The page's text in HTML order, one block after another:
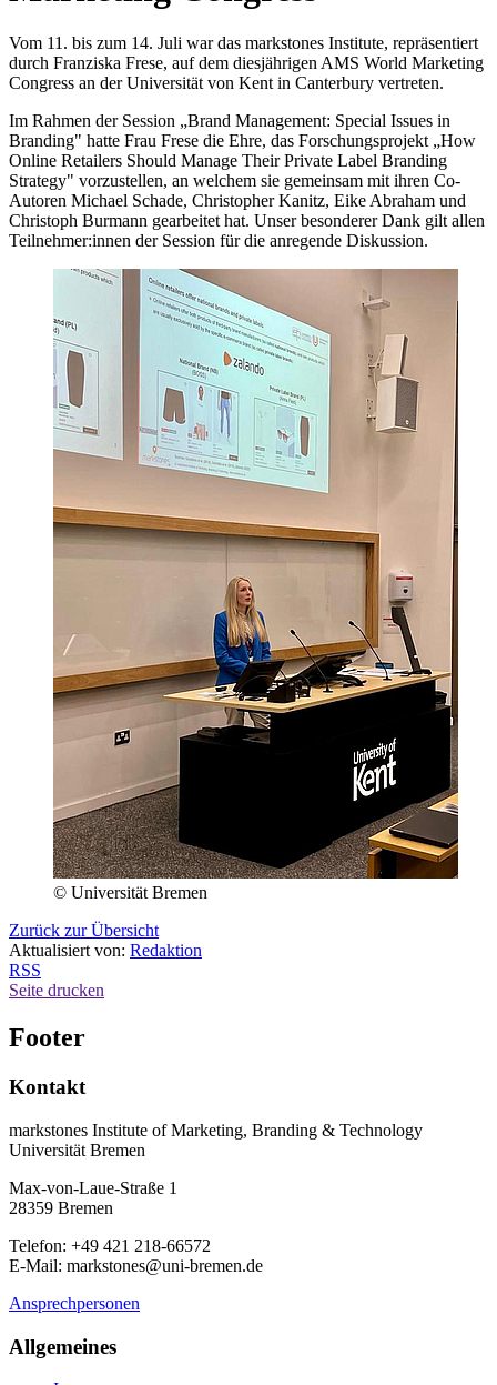
Vom 11. bis zum 14. Juli war das markstones Institute, repräsentiert
durch Franziska Frese, auf dem diesjährigen AMS World Marketing
Congress an der Universität von Kent in Canterbury vertreten.
Im Rahmen der Session „Brand Management: Special Issues in
Branding" hatte Frau Frese die Ehre, das Forschungsprojekt „How
Online Retailers Should Manage Their Private Label Branding
Strategy" vorzustellen, an welchem sie gemeinsam mit ihren Co-
Autoren Michael Schade, Christopher Kanitz, Eike Abraham und
Christoph Burmann gearbeitet hat. Unser besonderer Dank gilt allen
Teilnehmer:innen der Session für die anregende Diskussion.
© Universität Bremen
Zurück zur Übersicht
Aktualisiert von: Redaktion
RSS
Seite drucken
Footer
Kontakt
markstones Institute of Marketing, Branding & Technology
Universität Bremen
Max-von-Laue-Straße 1
28359 Bremen
Telefon: +49 421 218-66572
E-Mail: markstones@uni-bremen.de
Ansprechpersonen
Allgemeines